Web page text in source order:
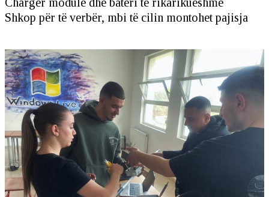
Shkop për të verbër, mbi të cilin montohet pajisja